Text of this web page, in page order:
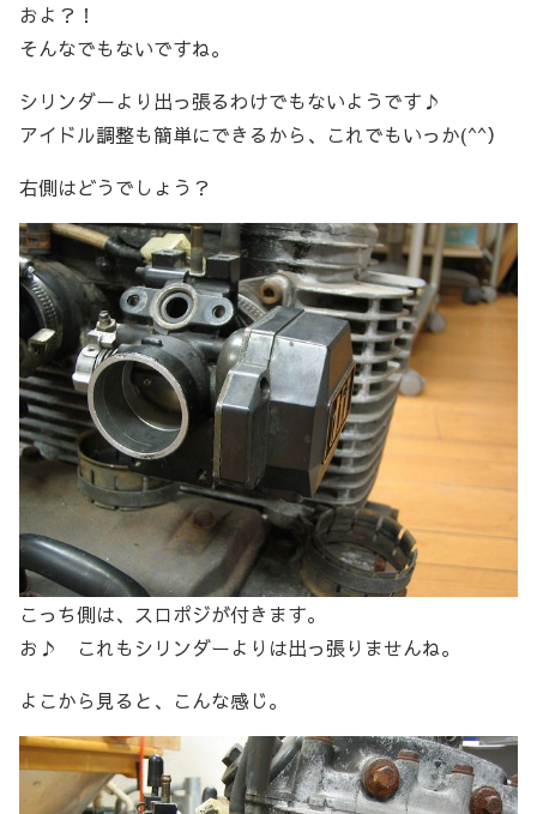
およ？！
そんなでもないですね。
シリンダーより出っ張るわけでもないようです♪
アイドル調整も簡単にできるから、これでもいっか(^^）
右側はどうでしょう？
こっち側は、スロポジが付きます。
お♪ これもシリンダーよりは出っ張りませんね。
よこから見ると、こんな感じ。